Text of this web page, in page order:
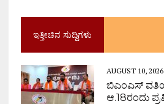
ಇತ್ತೀಚಿನ ಸುದ್ದಿಗಳು
AUGUST 10, 2026
ಬಿಎಂಎಸ್
ಆ.18ರಂದು